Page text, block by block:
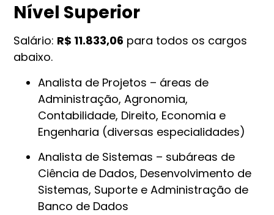
Nível Superior
Salário: R$ 11.833,06 para todos os cargos
abaixo.
Analista de Projetos – áreas de
Administração, Agronomia,
Contabilidade, Direito, Economia e
Engenharia (diversas especialidades)
Analista de Sistemas – subáreas de
Ciência de Dados, Desenvolvimento de
Sistemas, Suporte e Administração de
Banco de Dados